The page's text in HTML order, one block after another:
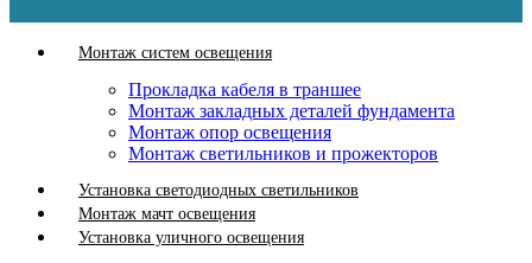
Монтаж систем освещения
Прокладка кабеля в траншее
Монтаж закладных деталей фундамента
Монтаж опор освещения
Монтаж светильников и прожекторов
Установка светодиодных светильников
Монтаж мачт освещения
Установка уличного освещения